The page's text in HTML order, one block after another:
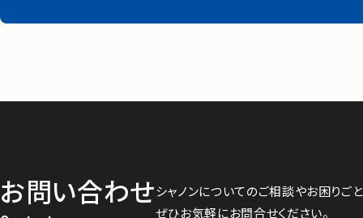
お問い合わせシャノンについてのご相談やお困りご
ぜひお気軽にお問合せください。